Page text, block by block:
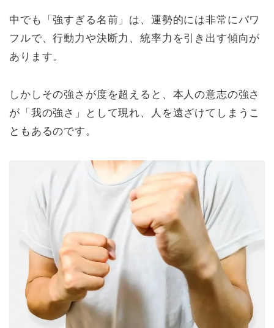
中でも「強すぎる名前」は、運勢的には非常にパワ
フルで、行動力や決断力、統率力を引き出す傾向が
あります。
しかしその強さが度を超えると、本人の意志の強さ
が「我の強さ」として現れ、人を遠ざけてしまうこ
ともあるのです。